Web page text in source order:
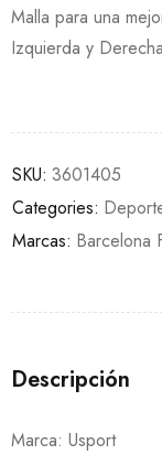
Malla para una
Izquierda y
SKU: 3601405
Categories:
Marcas: Barcelona
Descripción
Marca: Usport